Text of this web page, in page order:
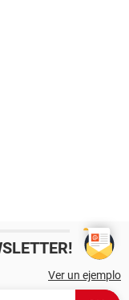
Ver un ejemplo